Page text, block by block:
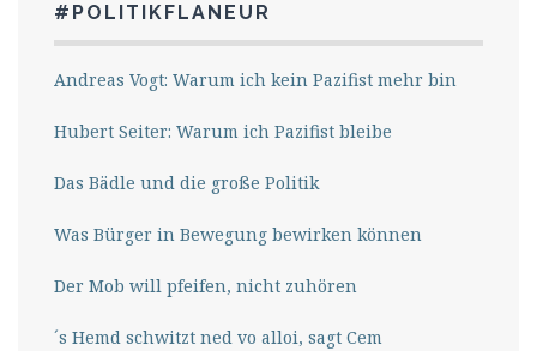
#POLITIKFLANEUR
Andreas Vogt: Warum ich kein Pazifist mehr bin
Hubert Seiter: Warum ich Pazifist bleibe
Das Bädle und die große Politik
Was Bürger in Bewegung bewirken können
Der Mob will pfeifen, nicht zuhören
´s Hemd schwitzt ned vo alloi, sagt Cem